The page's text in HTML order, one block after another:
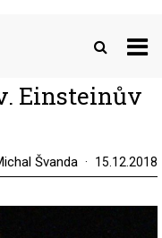
Einsteinův
Švanda 15.12.2018